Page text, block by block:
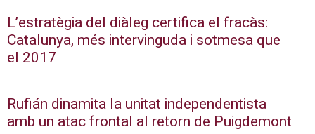
L’estratègia del diàleg certifica el fracàs:
Catalunya, més intervinguda i sotmesa que
el 2017
Rufián dinamita la unitat independentista
amb un atac frontal al retorn de Puigdemont